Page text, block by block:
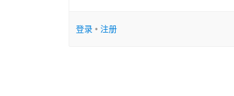
登录• 注册